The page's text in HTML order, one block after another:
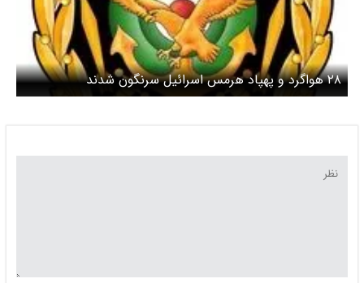
۲۸ هواگرد و پهپاد هرمس اسرائیل سرنگون شدند